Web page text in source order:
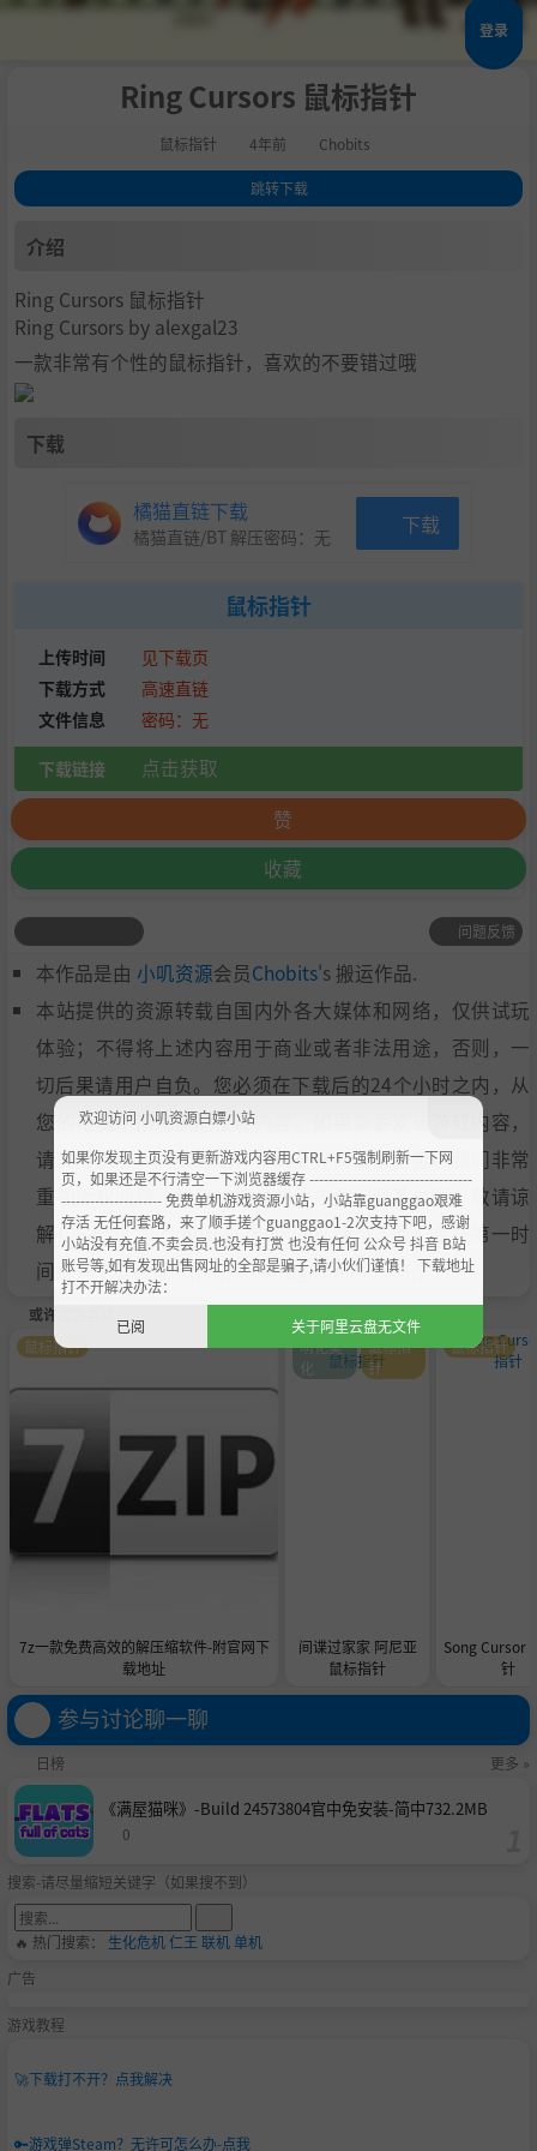
登录
Ring Cursors 鼠标指针
鼠标指针 4年前 Chobits
跳转下载
2 .下载
介绍
Ring Cursors 鼠标指针
Ring Cursors by alexgal23
一款非常有个性的鼠标指针，喜欢的不要错过哦
下载
橘猫直链下载
橘猫直链/BT 解压密码： 无 下载
鼠标指针
上传时间
见下载页
下载方式
高速直链
文件信息
密码：无
下载链接
点击获取
赞
收藏
问题反馈
本作品是由 小叽资源会员Chobits's 搬运作品.
本站提供的资源转载自国内外各大媒体和网络，仅供试玩
体验；不得将上述内容用于商业或者非法用途，否则，一
切后果请用户自负。您必须在下载后的24个小时之内，从
您的电脑中彻底删除上述内容。如果您喜欢该游戏内容，
请支持正版，购买注册，得到更好的正版服务。我们非常
重视版权问题，如有侵权请邮件与我们联系处理。敬请谅
解！E-mail：acgbns666@outlook.com，我们会在第一时
间断开下载链接https://steamzg.com/13503/ 。
或许您会喜欢
7z一款免费高效的解压缩软件-附官网下
载地址
鼠标指针
间谍过家家 阿尼亚
鼠标指针
萌化美
化
鼠标指
针
Song Cursor
针
鼠标指针
参与讨论聊一聊
日榜 更多 »
《满屋猫咪》-Build 24573804官中免安装-简中732.2MB
0
搜索-请尽量缩短关键字（如果搜不到）
🔥 热门搜索： 生化危机仁王 联机单机
广告
游戏教程
🚀下载打不开？点我解决
🔑游戏弹Steam？无许可怎么办-点我
欢迎访问 小叽资源白嫖小站
如果你发现主页没有更新游戏内容用CTRL+F5强制刷新一下网
页，如果还是不行清空一下浏览器缓存 ----------------------------------
--------------------- 免费单机游戏资源小站，小站靠guanggao艰难
存活 无任何套路，来了顺手搓个guanggao1-2次支持下吧，感谢
小站没有充值.不卖会员.也没有打赏 也没有任何 公众号 抖音 B站
账号等,如有发现出售网址的全部是骗子,请小伙们谨慎！ 下载地址
打不开解决办法：
已阅
关于阿里云盘无文件